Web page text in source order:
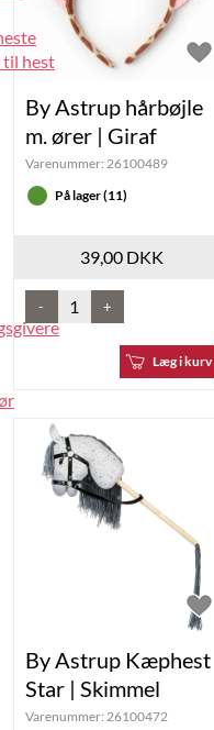
til hest
By Astrup hårbøjle
m. ører | Giraf
Varenummer: 26100489
På lager (11)
39,00 DKK
- +
Læg i kurv
By Astrup Kæphest
Star | Skimmel
Varenummer: 26100472